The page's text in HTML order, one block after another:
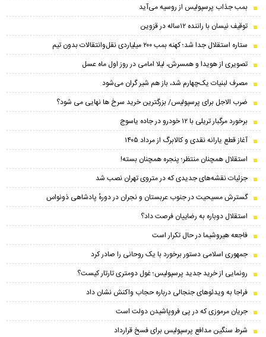
بمب جذاب پرسپولیس از روسیه می‌آید
توقیف نیسان با راننده ۱۲ساله در قزوین
ستاره استقلال جدا شد؛ کهنه بمب ۲۰۰ میلیاردی نقل‌وانتقالات بدون تیم
تصویری از هویدا و همسرش، لیلا امامی در روز اول ماه عسل
مصرف لبنیات یک‌چهارم شد، باز هم شیر گران می‌شود
ضرب الاجل برای پرسپولیس/ بزرگترین خرید سرخ ها نهایی می شود؟
برخورد مرگبار تریلی با ۱۲ خودرو در جاده یاسوج
آغاز قطع یارانه نقدی و کالابرگ از مرداد ۱۴۰۵
استقلال همچنان منتظر؛ پنجره همچنان بسته!
جزئیات نقشه‌های جدیدی که در متروی تهران نصب شد
گسترش مسیحیت در جنوب عربستان و نجران در دورهٔ پادشاهی ذونواس
استقلال دوباره به رضاییان فرصت داد؟
فاجعه هیروشیما در حال تکرار است
جمهوری اسلامی دستور برخورد با یک روحانی را صادر کرد
رونمایی از خرید جدید پرسپولیس؛ غول دومتری تارتار کیست؟
فراجا به ویدئوهای جنجالی درباره حجاب واکنش نشان داد
جریان مرموزی که در پی فروپاشیدن دولت است
شرط سنگین مدافع پرسپولیس برای فسخ قرارداد